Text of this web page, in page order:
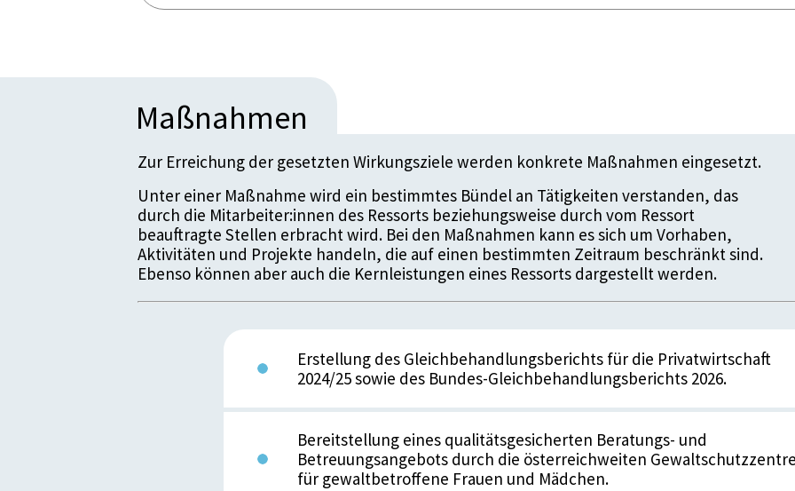
Maßnahmen
Zur Erreichung der gesetzten Wirkungsziele werden konkrete Maßnahmen eingesetzt.
Unter einer Maßnahme wird ein bestimmtes Bündel an Tätigkeiten verstanden, das
durch die Mitarbeiter:innen des Ressorts beziehungsweise durch vom Ressort
beauftragte Stellen erbracht wird. Bei den Maßnahmen kann es sich um Vorhaben,
Aktivitäten und Projekte handeln, die auf einen bestimmten Zeitraum beschränkt sind.
Ebenso können aber auch die Kernleistungen eines Ressorts dargestellt werden.
Erstellung des Gleichbehandlungsberichts für die Privatwirtschaft
2024/25 sowie des Bundes-Gleichbehandlungsberichts 2026.
Bereitstellung eines qualitätsgesicherten Beratungs- und
Betreuungsangebots durch die österreichweiten
für gewaltbetroffene Frauen und Mädchen.